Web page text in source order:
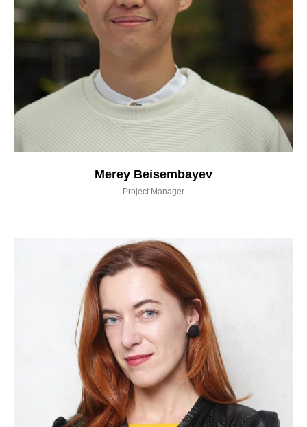
Merey Beisembayev
Project Manager